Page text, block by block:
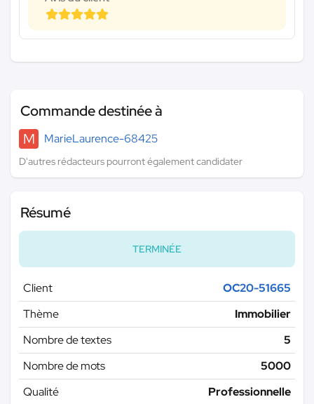
Commande destinée à
M
MarieLaurence-68425
D'autres rédacteurs pourront également candidater
Résumé
TERMINÉE
Client
OC20-51665
Thème
Immobilier
Nombre de textes
5
Nombre de mots
5000
Qualité
Professionnelle